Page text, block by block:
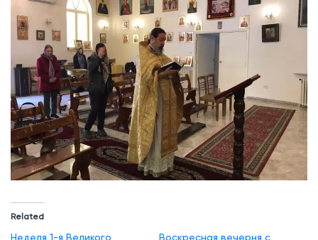
Related
Неделя 1-я Великого
Воскресная вечерня с